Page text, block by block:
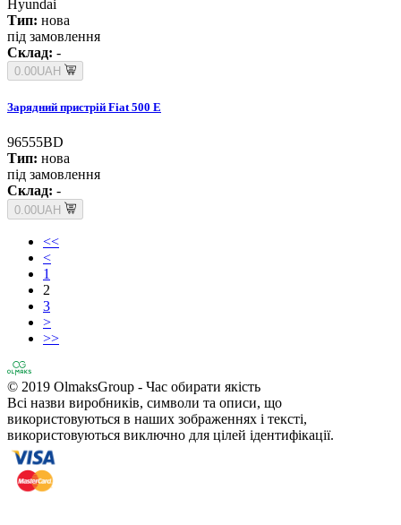
Hyundai
Тип: нова
під замовлення
Склад: -
0.00UAH
Зарядний пристрій Fiat 500 E
96555BD
Тип: нова
під замовлення
Склад: -
0.00UAH
<<
<
1
2
3
>
>>
© 2019 OlmaksGroup - Час обирати якість
Всі назви виробників, символи та описи, що
використовуються в наших зображеннях і тексті,
використовуються виключно для цілей ідентифікації.